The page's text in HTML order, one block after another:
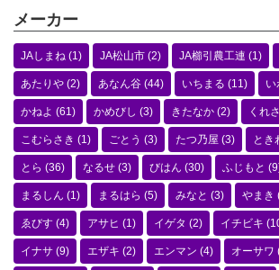
メーカー
JAしまね (1) JA松山市 (2) JA櫛引農工連 (1)
あたりや (2) あなん谷 (44) いちまる (11) い
かねよ (61) かめびし (3) きたなか (2) くれ
こむらさき (1) ごとう (3) たつ乃屋 (3) とき
とら (36) なるせ (3) びはん (30) ふじもと
まるしん (1) まるはら (5) みなと (3) やまき
ゑびす (4) アサヒ (1) イゲタ (2) イチビキ
イナサ (9) エザキ (2) エンマン (4) オーサワ